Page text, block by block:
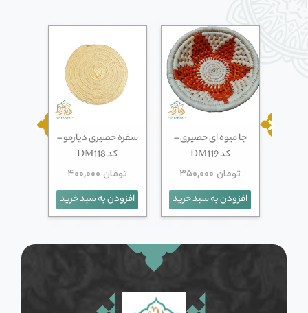
جا میوه ای حصیری –
کد DM119
تومان
افزودن به سبد خرید
سفره حصیری دیارمو –
کد DM118
تومان
افزودن به سبد خرید